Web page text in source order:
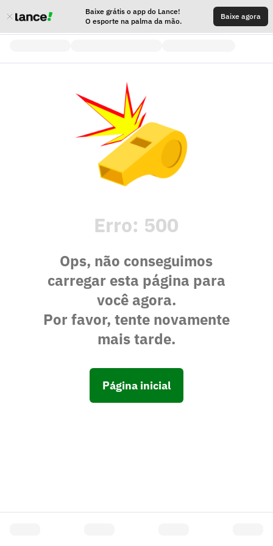
Baixe grátis o app do Lance!
O esporte na palma da mão.
Baixe agora
Erro: 500
Ops, não conseguimos
carregar esta página para
você agora.
Por favor, tente novamente
mais tarde.
Página inicial